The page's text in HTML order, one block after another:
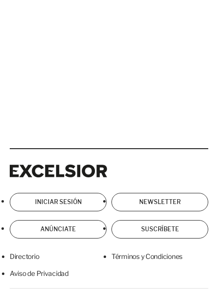
INICIAR SESIÓN NEWSLETTER
ANÚNCIATE SUSCRÍBETE
Directorio Términos y Condiciones
Aviso de Privacidad